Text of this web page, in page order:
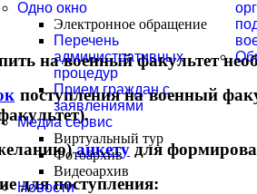
Одно окно
Электронное обращение
Перечень
административных
процедур
Прием граждан с
заявлениями
Медиа сервис
Виртуальный тур
Фотоархив
Видеоархив
Новости
на военный факультет
поступления на военный
анкетудля
для поступления: